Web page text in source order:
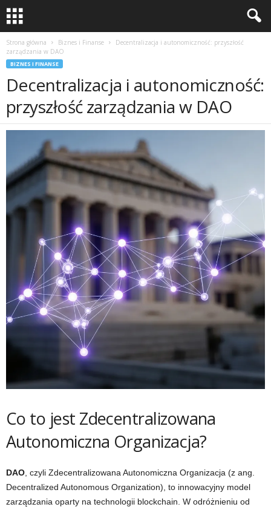
Strona główna Biznes i Finanse
Decentralizacja i autonomiczność: przyszłość
zarządzania w DAO
BIZNES I FINANSE
Decentralizacja i autonomiczność:
przyszłość zarządzania w DAO
Co to jest Zdecentralizowana
Autonomiczna Organizacja?
DAO , czyli Zdecentralizowana Autonomiczna Organizacja (z ang.
Decentralized Autonomous Organization), to innowacyjny model
zarządzania oparty na technologii blockchain. W odróżnieniu od